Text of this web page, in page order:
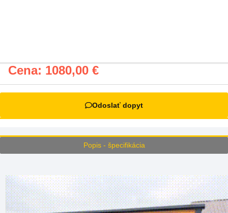
Cena: 1080,00 €
Odoslať dopyt
Popis - špecifikácia